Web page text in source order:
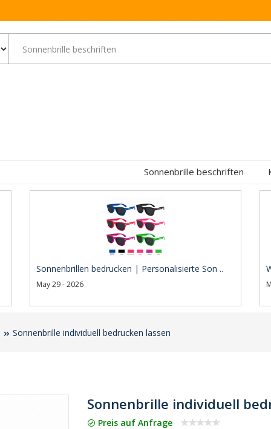
Sonnenbrille beschriften
Sonnenbrillen bedrucken | Personalisierte Son ..
May 29 - 2026
Sonnenbrille individuell bedrucken lassen
Sonnenbrille individuell
Preis auf Anfrage